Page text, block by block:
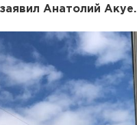
заявил Анатолий Акуе.